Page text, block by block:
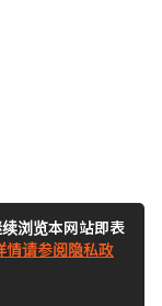
浏览本网站即表
情请参阅隐私政